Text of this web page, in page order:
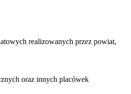
realizowanych przez powiat,
oraz innych placówek